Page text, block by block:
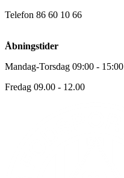
Telefon 86 60 10 66
Åbningstider
Mandag-Torsdag 09:00 - 15:00
Fredag 09.00 - 12.00